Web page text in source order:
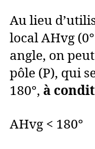
Au lieu
local AHvg
angle, on
pôle (P), qui
180°, à
AHvg < 180°